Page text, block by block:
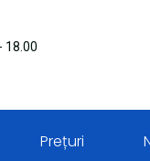
18.00
Prețuri